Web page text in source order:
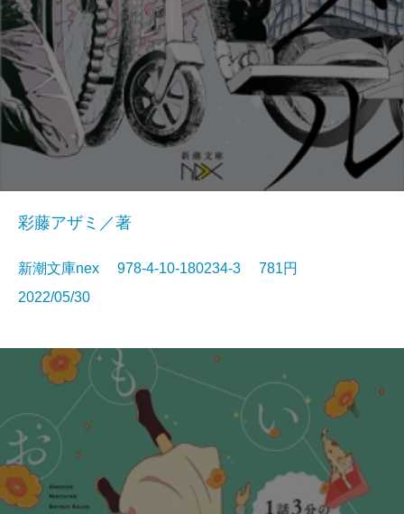
彩藤アザミ／著
新潮文庫nex 978-4-10-180234-3 781円
2022/05/30